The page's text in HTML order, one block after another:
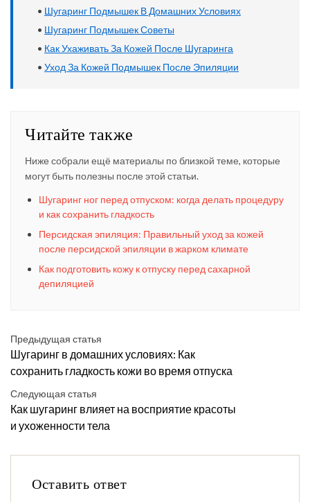
• Шугаринг Подмышек В Домашних Условиях
• Шугаринг Подмышек Советы
• Как Ухаживать За Кожей После Шугаринга
• Уход За Кожей Подмышек После Эпиляции
Читайте также
Ниже собрали ещё материалы по близкой теме, которые
могут быть полезны после этой статьи.
Шугаринг ног перед отпуском: когда делать процедуру
и как сохранить гладкость
Персидская эпиляция: Правильный уход за кожей
после персидской эпиляции в жарком климате
Как подготовить кожу к отпуску перед сахарной
депиляцией
Предыдущая статья
Шугаринг в домашних условиях: Как
сохранить гладкость кожи во время отпуска
Следующая статья
Как шугаринг влияет на восприятие красоты
и ухоженности тела
Оставить ответ